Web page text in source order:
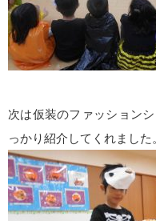
次は仮装のファッション
っかり紹介してくれました。